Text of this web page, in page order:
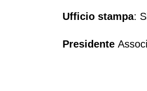
Ufficio stampa:
Presidente